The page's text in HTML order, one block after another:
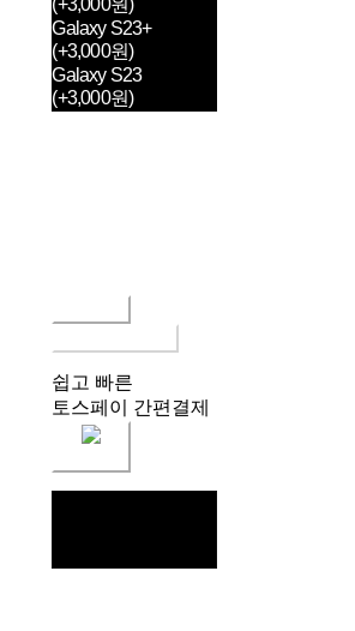
(+3,000원)
Galaxy S23+
(+3,000원)
Galaxy S23
(+3,000원)
쉽고 빠른
토스페이 간편결제